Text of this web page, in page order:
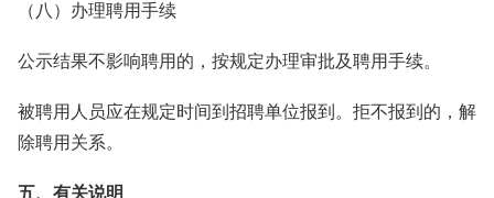
（八）办理聘用手续
公示结果不影响聘用的，按规定办理审批及聘用手续。
被聘用人员应在规定时间到招聘单位报到。拒不报到的，解
除聘用关系。
五、有关说明